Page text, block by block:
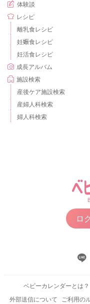
体験談
レシピ
離乳食レシピ
妊娠食レシピ
妊活食レシピ
成長アルバム
施設検索
産後ケア施設検索
産婦人科検索
婦人科検索
ロ
ベビーカレンダーとは？
外部送信について
ご利用の